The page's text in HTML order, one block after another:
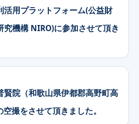
活用プラットフォーム(公益財
究機構 NIRO)に参加させて頂き
院（和歌山県伊都郡高野町高
撮をさせて頂きました。